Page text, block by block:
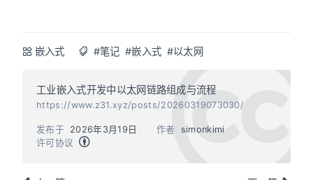
嵌入式 #笔记 #嵌入式 #以太网
工业嵌入式开发中以太网链路组成与流程
https://www.z31.xyz/posts/20260319073030/
作者 simonkimi
发布于
2026年3月19日
许可协议